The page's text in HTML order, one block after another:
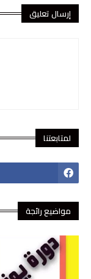
إرسال تعليق
لمتابعتنا
مواضيع رائجة